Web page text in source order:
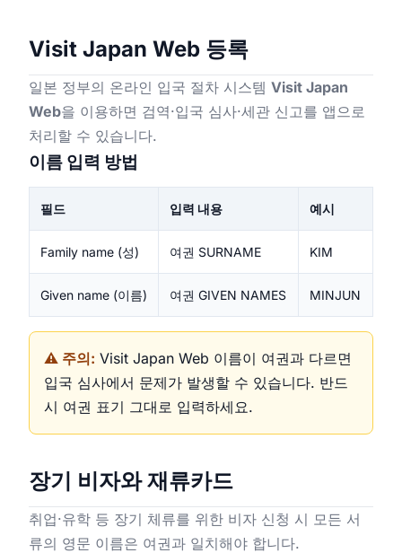
Visit Japan Web 등록
일본 정부의 온라인 입국 절차 시스템 Visit Japan
Web을 이용하면 검역·입국 심사·세관 신고를 앱으로
처리할 수 있습니다.
이름 입력 방법
필드 입력 내용 예시
Family name (성) 여권 SURNAME KIM
Given name (이름) 여권 GIVEN NAMES MINJUN
⚠️ 주의: Visit Japan Web 이름이 여권과 다르면
입국 심사에서 문제가 발생할 수 있습니다. 반드
시 여권 표기 그대로 입력하세요.
장기 비자와 재류카드
취업·유학 등 장기 체류를 위한 비자 신청 시 모든 서
류의 영문 이름은 여권과 일치해야 합니다.